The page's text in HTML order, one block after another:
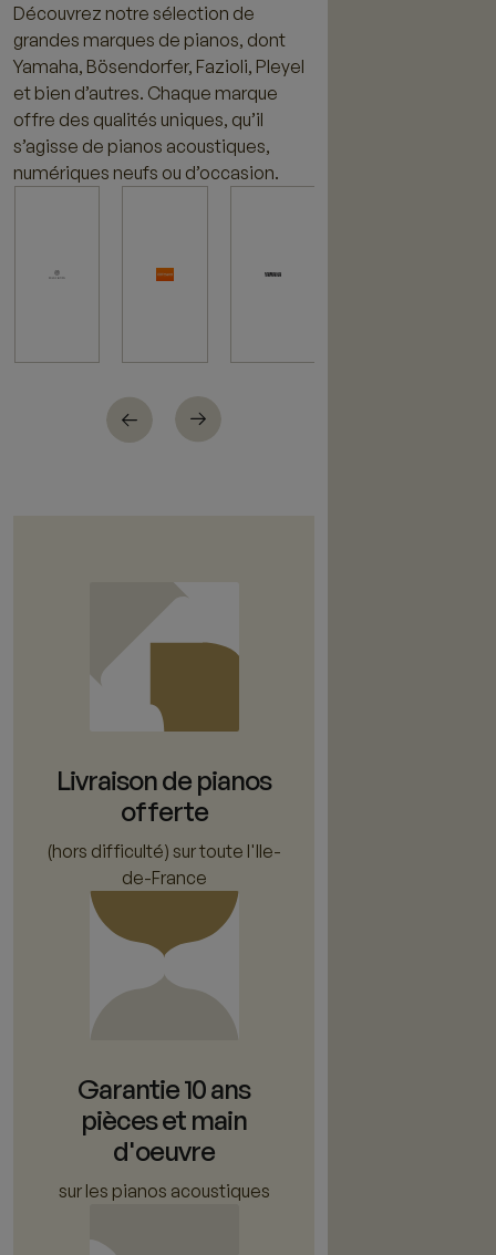
Découvrez notre sélection de
grandes marques de pianos, dont
Yamaha, Bösendorfer, Fazioli, Pleyel
et bien d’autres. Chaque marque
offre des qualités uniques, qu’il
s’agisse de pianos acoustiques,
numériques neufs ou d’occasion.
Livraison de pianos
offerte
(hors difficulté) sur toute l'Ile-
de-France
Garantie 10 ans
pièces et main
d'oeuvre
sur les pianos acoustiques